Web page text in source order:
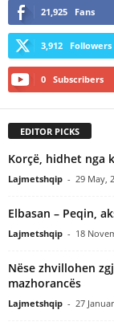
21,925 Fans
3,912 Followers
0 Subscribers
EDITOR PICKS
Korçë, hidhet nga
Lajmetshqip - 29 May,
Elbasan – Peqin,
Lajmetshqip - 18
Nëse zhvillohen
mazhorancës
Lajmetshqip - 27